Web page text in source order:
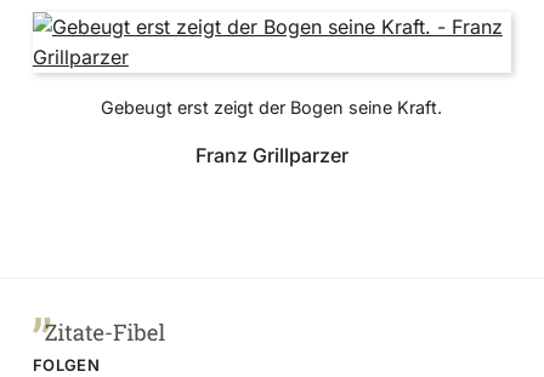
Gebeugt erst zeigt der Bogen seine Kraft.
Franz Grillparzer
FOLGEN